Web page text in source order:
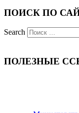
ПОИСК ПО
Search
ПОЛЕЗНЫЕ